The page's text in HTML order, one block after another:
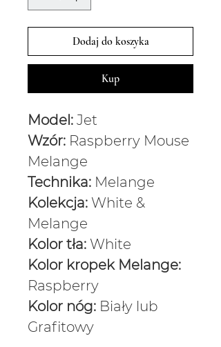
Dodaj do koszyka
Kup
Model: Jet
Wzór: Raspberry Mouse
Melange
Technika: Melange
Kolekcja: White &
Melange
Kolor tła: White
Kolor kropek Melange:
Raspberry
Kolor nóg: Biały lub
Grafitowy